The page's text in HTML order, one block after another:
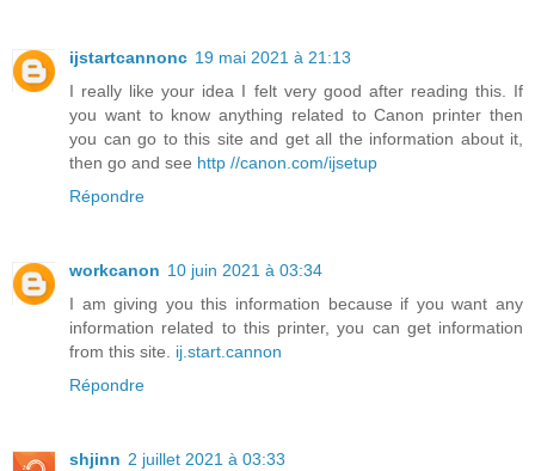
ijstartcannonc 19 mai 2021 à 21:13
I really like your idea I felt very good after reading this. If
you want to know anything related to Canon printer then
you can go to this site and get all the information about it,
then go and see http //canon.com/ijsetup
Répondre
workcanon 10 juin 2021 à 03:34
I am giving you this information because if you want any
information related to this printer, you can get information
from this site. ij.start.cannon
Répondre
shjinn 2 juillet 2021 à 03:33